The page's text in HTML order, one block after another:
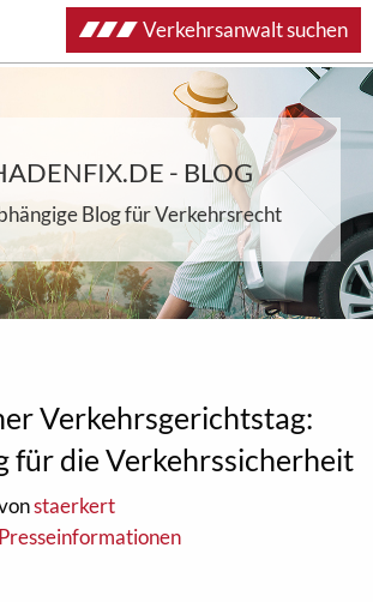
- BLOG
Blog für Verkehrsrecht
Verkehrsgerichtstag:
für die Verkehrssicherheit
staerkert
Verkehrsanwalt suchen